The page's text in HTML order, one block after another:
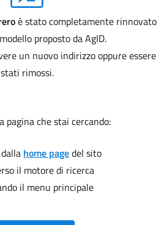
è stato completamente rinnovato
proposto da AgID.
un nuovo indirizzo oppure essere
stati rimossi.
pagina che stai cercando:
home pagedel sito
il motore di ricerca
il menu principale